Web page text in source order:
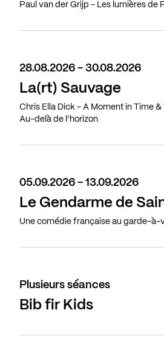
Paul van der Grijp - Les lumières de
28.08.2026 - 30.08.2026
La(rt) Sauvage
Chris Ella Dick - A Moment in Time
Au-delà de l’horizon
05.09.2026 - 13.09.2026
Le Gendarme de
Une comédie française au garde-à-
Plusieurs séances
Bib fir Kids